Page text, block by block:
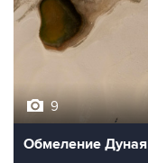
Обмеление Дуная